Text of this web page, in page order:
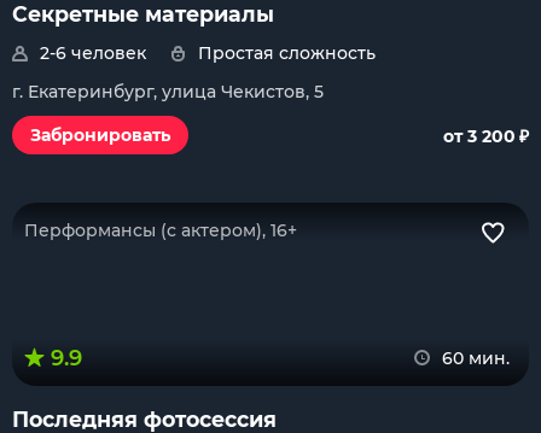
Секретные материалы
2-6 человек
Простая сложность
г. Екатеринбург, улица Чекистов, 5
Забронировать
от 3 200 ₽
Перформансы (с актером), 16+
9.9 60 мин.
Последняя фотосессия